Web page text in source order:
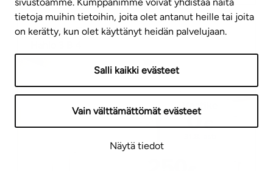
tietoja muihin tietoihin, joita olet antanut heille tai joita
on kerätty, kun olet käyttänyt heidän palvelujaan.
Salli kaikki evästeet
Vain välttämättömät evästeet
Näytä tiedot
Jyväskylä,Tourula,Pajala